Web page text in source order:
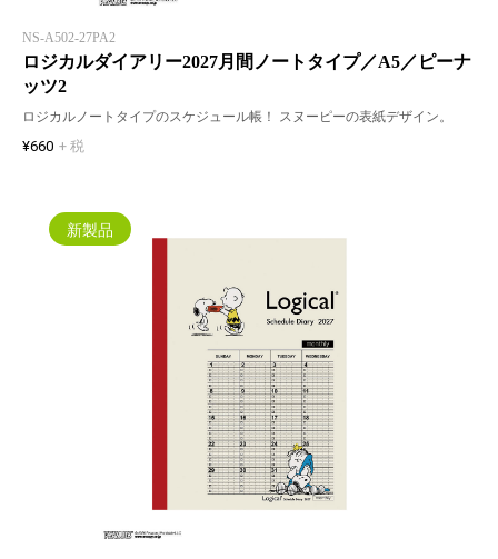
NS-A502-27PA2
ロジカルダイアリー2027月間ノートタイプ／A5／ピーナ
ッツ2
ロジカルノートタイプのスケジュール帳！ スヌーピーの表紙デザイン。
¥660 + 税
新製品